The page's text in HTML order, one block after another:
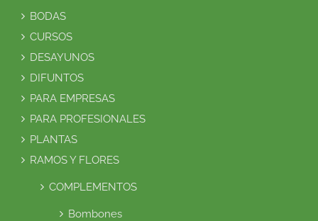
BODAS
CURSOS
DESAYUNOS
DIFUNTOS
PARA EMPRESAS
PARA PROFESIONALES
PLANTAS
RAMOS Y FLORES
COMPLEMENTOS
Bombones